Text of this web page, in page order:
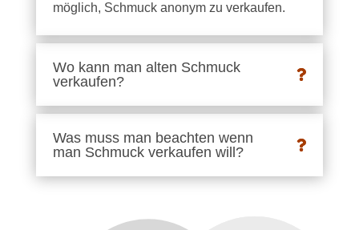
möglich, Schmuck anonym zu verkaufen.
Wo kann man alten Schmuck
verkaufen?
Was muss man beachten wenn
man Schmuck verkaufen will?